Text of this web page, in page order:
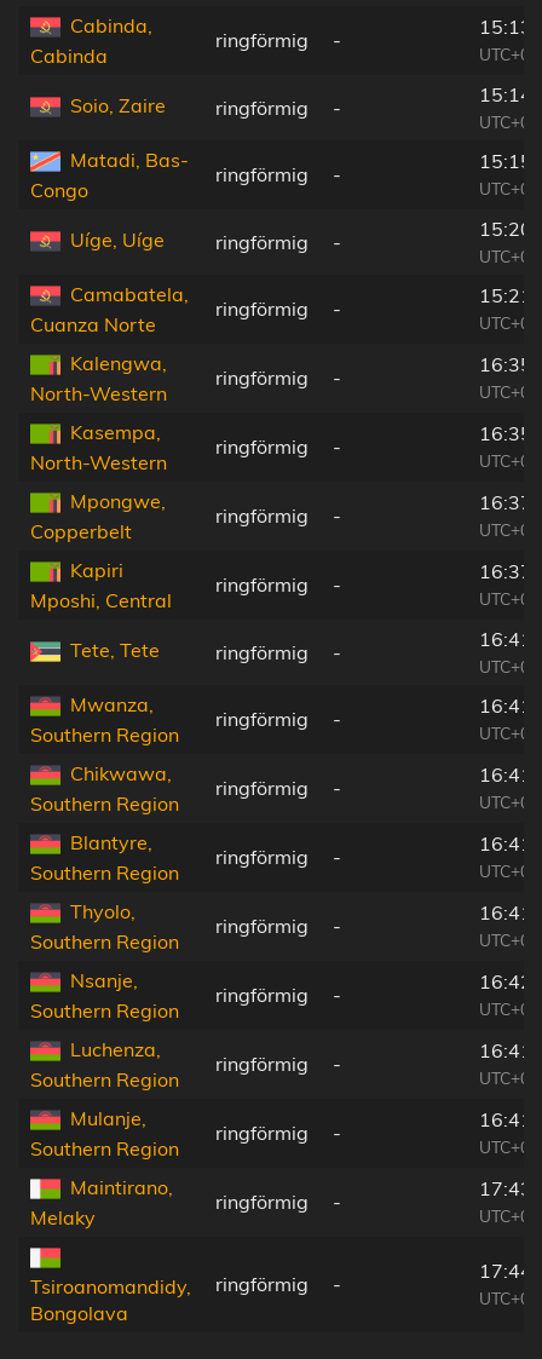
Cabinda,
Cabinda
ringförmig -
Soio, Zaire ringförmig -
Matadi, Bas-
Congo
ringförmig -
Uíge, Uíge ringförmig -
Camabatela,
Cuanza Norte
ringförmig -
Kalengwa,
North-Western
ringförmig -
Kasempa,
North-Western
ringförmig -
Mpongwe,
Copperbelt
ringförmig -
Kapiri
Mposhi, Central
ringförmig -
Tete, Tete ringförmig -
Mwanza,
Southern Region
ringförmig -
Chikwawa,
Southern Region
ringförmig -
Blantyre,
Southern Region
ringförmig -
Thyolo,
Southern Region
ringförmig -
Nsanje,
Southern Region
ringförmig -
Luchenza,
Southern Region
ringförmig -
Mulanje,
Southern Region
ringförmig -
Maintirano,
Melaky
ringförmig -
Tsiroanomandidy,
Bongolava
ringförmig -